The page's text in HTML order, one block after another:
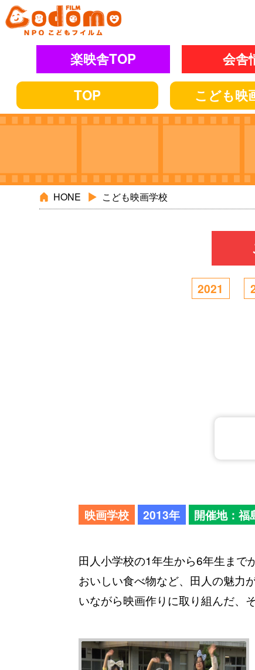
楽映舎TOP 会舎
TOP
こども映
HONE こども映画学校
2021
映画学校 2013年 開催地：福
田人小学校の1年生から6年生まで
おいしい食べ物など、田人の魅力
いながら映画作りに取り組んだ、